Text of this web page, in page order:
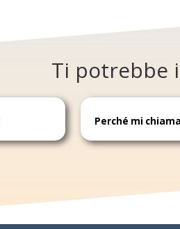
Ti potrebbe
Perché mi